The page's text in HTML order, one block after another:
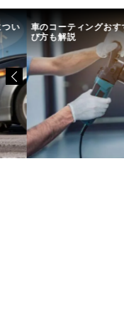
い 車のコーティングお
び方も解説